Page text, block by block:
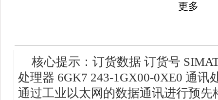
更多
核心提示：订货数据 订货号
处理器 6GK7 243-1GX00-0XE0 通讯
通过工业以太网的数据通讯进行预先